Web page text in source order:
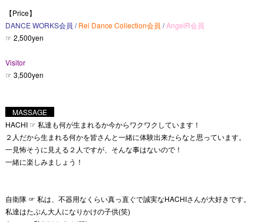
【Price】
DANCE WORKS会員 /Rei Dance Collection会員 /AngelR会員
☞ 2,500yen
Visitor
☞ 3,500yen
MASSAGE
HACHI ☞ 私達も何が生まれるか今からワクワクしています！
２人だから生まれる何かを皆さんと一緒に体験出来たらなと思っています。
一見怖そうに見える２人ですが、そんな事はないので！
一緒に楽しみましょう！
自衛隊 ☞ 私は、不器用なくらい真っ直ぐで誠実なHACHIさんが大好きです。
私達はたぶん大人になりかけの子供(笑)